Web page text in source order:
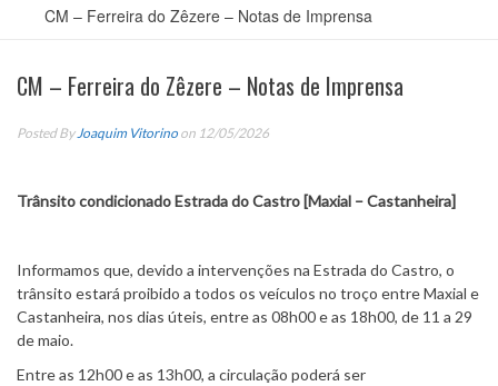
CM – Ferreira do Zêzere – Notas de Imprensa
CM – Ferreira do Zêzere – Notas de Imprensa
Posted By Joaquim Vitorino on 12/05/2026
Trânsito condicionado Estrada do Castro [Maxial – Castanheira]
Informamos que, devido a intervenções na Estrada do Castro, o
trânsito estará proibido a todos os veículos no troço entre Maxial e
Castanheira, nos dias úteis, entre as 08h00 e as 18h00, de 11 a 29
de maio.
Entre as 12h00 e as 13h00, a circulação poderá ser